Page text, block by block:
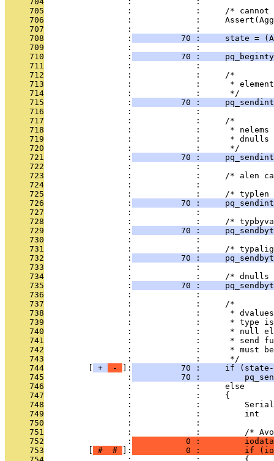
     705
:             :     /*
     706
:             :
     707
                 :             :
     708
                 :
70 :     state =
     709
                 :             :
     710
                 :
70 :
     711
                 :             :
     712
                 :             :     /*
     713
:             :      *
     714
                 :             :      */
     715
                 :
70 :
     716
                 :             :
     717
                 :             :     /*
     718
:             :      *
     719
:             :      * dnulls
     720
                 :             :      */
     721
                 :
70 :
     722
                 :             :
     723
:             :     /* alen
     724
                 :             :
     725
:             :     /* typlen
     726
                 :
70 :
     727
                 :             :
     728
:             :     /*
     729
                 :
70 :
     730
                 :             :
     731
:             :     /*
     732
                 :
70 :
     733
                 :             :
     734
:             :     /* dnulls
     735
                 :
70 :
     736
                 :             :
     737
                 :             :     /*
     738
:             :      *
     739
:             :      * type
     740
:             :      * null
     741
:             :      * send
     742
:             :      * must
     743
                 :             :      */
     744
+ - ]:
70 :     if
     745
                 :
70 :
     746
                 :             :     else
     747
                 :             :     {
     748
:             :
     749
:             :         int
     750
                 :             :
     751
:             :         /*
     752
                 :
0 :
     753
# # ]:
0 :         if